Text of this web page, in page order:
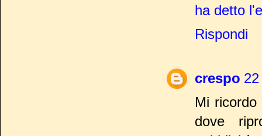
ha detto
Rispondi
crespo
Mi
dove